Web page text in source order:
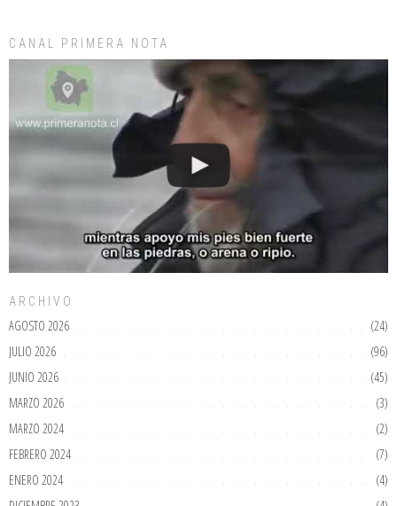
CANAL PRIMERA NOTA
ARCHIVO
AGOSTO 2026
(24)
JULIO 2026
(96)
JUNIO 2026
(45)
MARZO 2026
(3)
MARZO 2024
(2)
FEBRERO 2024
(7)
ENERO 2024
(4)